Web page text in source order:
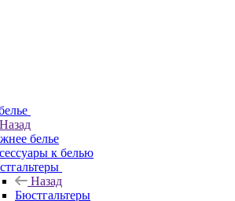
Назад
белье
к белью
Назад
Бюстгальтеры